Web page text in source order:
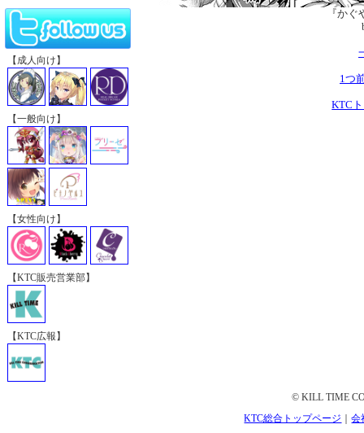
【成人向け】
【一般向け】
【女性向け】
【KTC販売営業部】
【KTC広報】
『か
1つ
KTC
© KILL TIME
KTC総合トップページ
｜会